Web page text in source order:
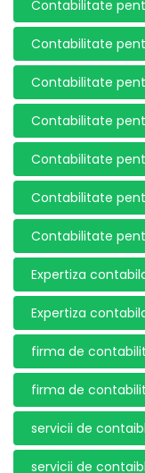
Contabilitate
Contabilitate
Contabilitate
Contabilitate
Contabilitate
Contabilitate
Contabilitate
Expertiza
Expertiza
firma de
firma de
servicii de
servicii de